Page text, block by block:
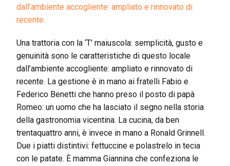
dall’ambiente accogliente: ampliato e rinnovato di
recente.
Una trattoria con la ‘T’ maiuscola: semplicità, gusto e
genuinità sono le caratteristiche di questo locale
dall’ambiente accogliente: ampliato e rinnovato di
recente. La gestione è in mano ai fratelli Fabio e
Federico Benetti che hanno preso il posto di papà
Romeo: un uomo che ha lasciato il segno nella storia
della gastronomia vicentina. La cucina, da ben
trentaquattro anni, è invece in mano a Ronald Grinnell.
Due i piatti distintivi: fettuccine e polastrelo in tecia
con le patate. È mamma Giannina che confeziona le